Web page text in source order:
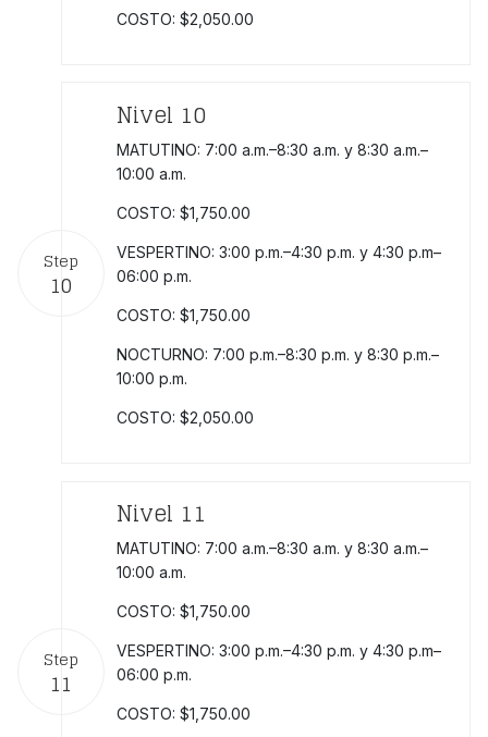
COSTO: $2,050.00
Step
10
Nivel 10
MATUTINO: 7:00 a.m.–8:30 a.m. y 8:30 a.m.–
10:00 a.m.
COSTO: $1,750.00
VESPERTINO: 3:00 p.m.–4:30 p.m. y 4:30 p.m–
06:00 p.m.
COSTO: $1,750.00
NOCTURNO: 7:00 p.m.–8:30 p.m. y 8:30 p.m.–
10:00 p.m.
COSTO: $2,050.00
Step
11
Nivel 11
MATUTINO: 7:00 a.m.–8:30 a.m. y 8:30 a.m.–
10:00 a.m.
COSTO: $1,750.00
VESPERTINO: 3:00 p.m.–4:30 p.m. y 4:30 p.m–
06:00 p.m.
COSTO: $1,750.00